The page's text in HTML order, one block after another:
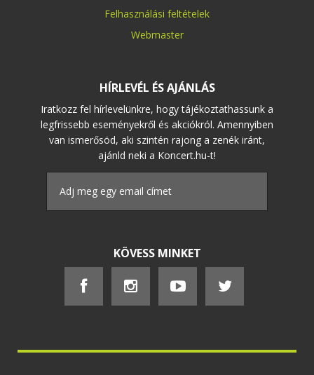
Felhasználási feltételek
Webmaster
HÍRLEVÉL ÉS AJÁNLÁS
Iratkozz fel hírlevelünkre, hogy tájékoztathassunk a
legfrissebb eseményekről és akciókról. Amennyiben
van ismerősöd, aki szintén rajong a zenék iránt,
ajánld neki a Koncert.hu-t!
KÖVESS MINKET